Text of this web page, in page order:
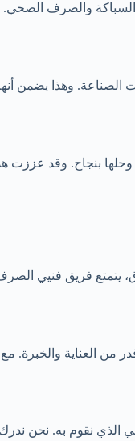
والصرف الصحي.
وهذا يضمن
بنجاح. وقد عززت
يتمتع فريق فنيي
نقوم به. نحن